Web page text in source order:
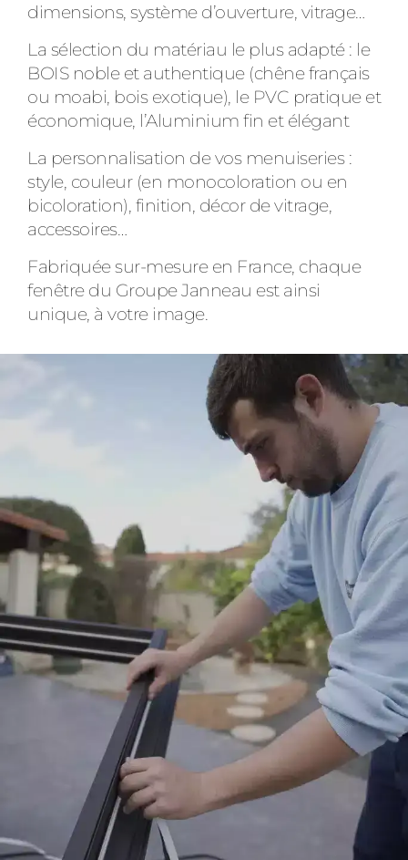
dimensions, système d’ouverture, vitrage…
La sélection du matériau le plus adapté : le
BOIS noble et authentique (chêne français
ou moabi, bois exotique), le PVC pratique et
économique, l’Aluminium fin et élégant
La personnalisation de vos menuiseries :
style, couleur (en monocoloration ou en
bicoloration), finition, décor de vitrage,
accessoires…
Fabriquée sur-mesure en France, chaque
fenêtre du Groupe Janneau est ainsi
unique, à votre image.